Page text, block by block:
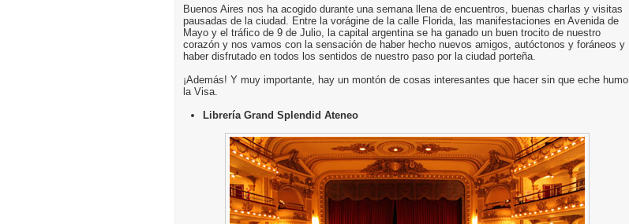
Buenos Aires nos ha acogido durante una semana llena de encuentros, buenas charlas y visitas
pausadas de la ciudad. Entre la vorágine de la calle Florida, las manifestaciones en Avenida de
Mayo y el tráfico de 9 de Julio, la capital argentina se ha ganado un buen trocito de nuestro
corazón y nos vamos con la sensación de haber hecho nuevos amigos, autóctonos y foráneos y
haber disfrutado en todos los sentidos de nuestro paso por la ciudad porteña.
¡Además! Y muy importante, hay un montón de cosas interesantes que hacer sin que eche humo
la Visa.
Librería Grand Splendid Ateneo